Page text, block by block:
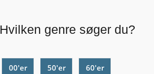
Hvilken genre søger du?
00'er 50'er 60'er